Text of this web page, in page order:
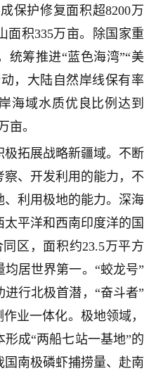
保护修复面积超8200万
面积335万亩。除国家重
统筹推进“蓝色海湾”“美
，大陆自然岸线保有率
海域水质优良比例达到
亩。
拓展战略新疆域。不断
、开发利用的能力，不
、利用极地的能力。深海
平洋和西南印度洋的国
区，面积约23.5万平方
居世界第一。“蛟龙号”
行北极首潜，“奋斗者”
业一体化。极地领域，
成“两船七站一基地”的
南极磷虾捕捞量、赴南